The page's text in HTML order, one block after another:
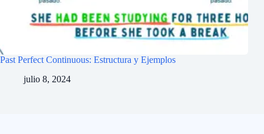
Past Perfect Continuous: Estructura y Ejemplos
julio 8, 2024